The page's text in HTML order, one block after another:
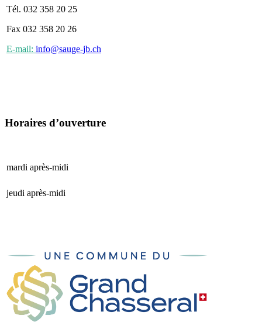
Tél. 032 358 20 25
Fax 032 358 20 26
E-mail: info@sauge-jb.ch
Horaires d’ouverture
mardi après-midi
jeudi après-midi